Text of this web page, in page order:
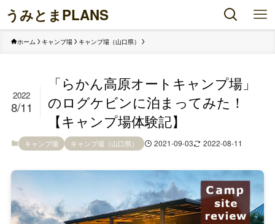
うみとまPLANS
ホーム キャンプ場 キャンプ場（山口県）
「らかん高原オートキャンプ場」
のログケビンに泊まってみた！
【キャンプ場体験記】
2022
8/11
キャンプ場 キャンプ場（山口県） 2021-09-03 2022-08-11